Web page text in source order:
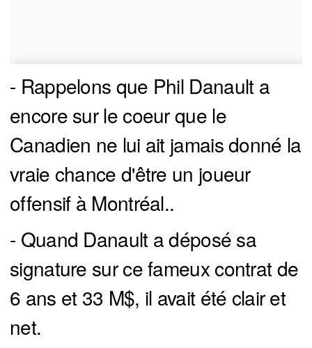
- Rappelons que Phil Danault a
encore sur le coeur que le
Canadien ne lui ait jamais donné la
vraie chance d'être un joueur
offensif à Montréal..
- Quand Danault a déposé sa
signature sur ce fameux contrat de
6 ans et 33 M$, il avait été clair et
net.